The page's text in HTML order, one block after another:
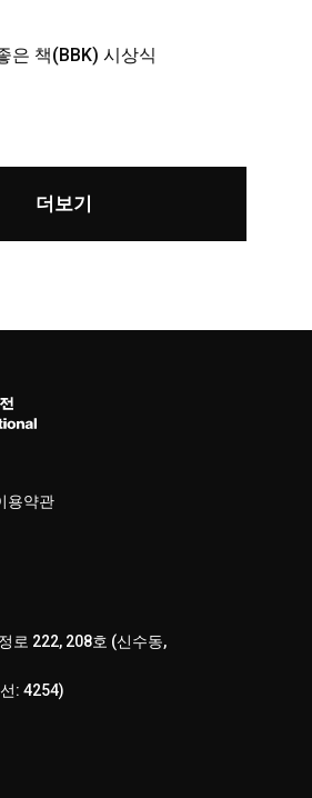
은 책(BBK) 시상식
더보기
용약관
로 222, 208호 (신수동,
: 4254)